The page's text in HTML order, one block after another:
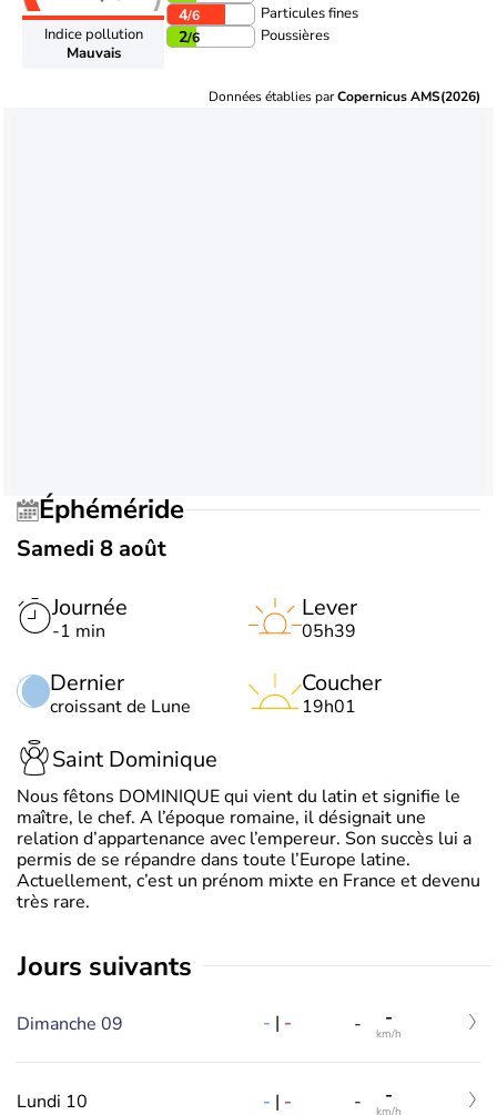
Indice pollution
Mauvais
4/6 Particules fines
2/6 Poussières
Données établies parCopernicus AMS(2026)
Éphéméride
Samedi 8 août
Journée
-1 min
Dernier
croissant de Lune
Lever
05h39
Coucher
19h01
Saint Dominique
Nous fêtons DOMINIQUE qui vient du latin et signifie le
maître, le chef. A l’époque romaine, il désignait une
relation d’appartenance avec l’empereur. Son succès lui a
permis de se répandre dans toute l’Europe latine.
Actuellement, c’est un prénom mixte en France et devenu
très rare.
jours suivants
Dimanche 09 - | - - -
km/h
Lundi 10 - | - - -
km/h